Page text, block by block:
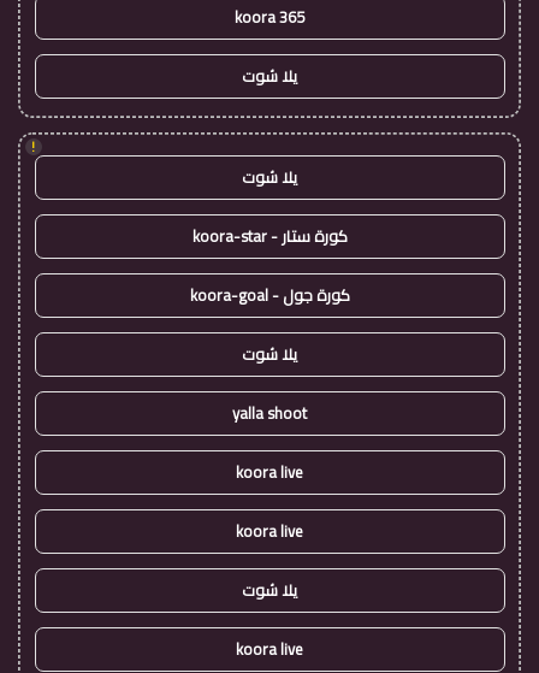
koora 365
يلا شوت
!
يلا شوت
كورة ستار - koora-star
كورة جول - koora-goal
يلا شوت
yalla shoot
koora live
koora live
يلا شوت
koora live